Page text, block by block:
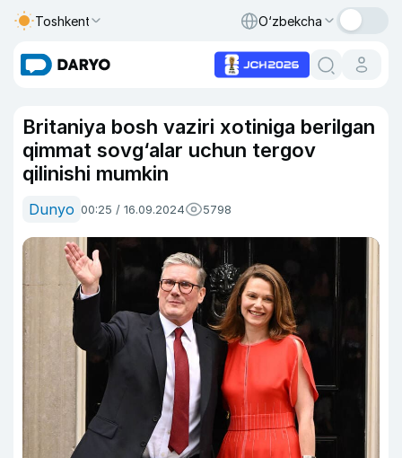
Toshkent O‘zbekcha
Britaniya bosh vaziri xotiniga berilgan
qimmat sovg‘alar uchun tergov
qilinishi mumkin
Dunyo 00:25 / 16.09.2024 5798